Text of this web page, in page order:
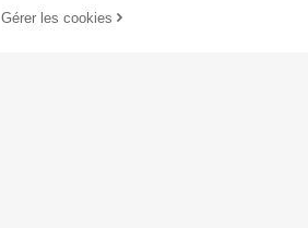
AJOUTER AU PANIER
Gérer les cookies